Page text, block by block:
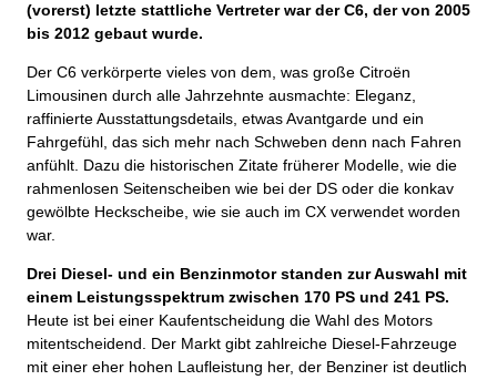
(vorerst) letzte stattliche Vertreter war der C6, der von 2005
bis 2012 gebaut wurde.
Der C6 verkörperte vieles von dem, was große Citroën
Limousinen durch alle Jahrzehnte ausmachte: Eleganz,
raffinierte Ausstattungsdetails, etwas Avantgarde und ein
Fahrgefühl, das sich mehr nach Schweben denn nach Fahren
anfühlt. Dazu die historischen Zitate früherer Modelle, wie die
rahmenlosen Seitenscheiben wie bei der DS oder die konkav
gewölbte Heckscheibe, wie sie auch im CX verwendet worden
war.
Drei Diesel- und ein Benzinmotor standen zur Auswahl mit
einem Leistungsspektrum zwischen 170 PS und 241 PS.
Heute ist bei einer Kaufentscheidung die Wahl des Motors
mitentscheidend. Der Markt gibt zahlreiche Diesel-Fahrzeuge
mit einer eher hohen Laufleistung her, der Benziner ist deutlich